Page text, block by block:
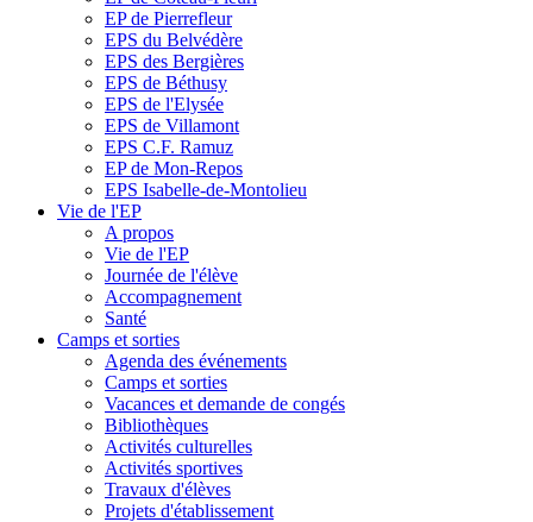
EP de Pierrefleur
EPS du Belvédère
EPS des Bergières
EPS de Béthusy
EPS de l'Elysée
EPS de Villamont
EPS C.F. Ramuz
EP de Mon-Repos
EPS Isabelle-de-Montolieu
Vie de l'EP
A propos
Vie de l'EP
Journée de l'élève
Accompagnement
Santé
Camps et sorties
Agenda des événements
Camps et sorties
Vacances et demande de congés
Bibliothèques
Activités culturelles
Activités sportives
Travaux d'élèves
Projets d'établissement